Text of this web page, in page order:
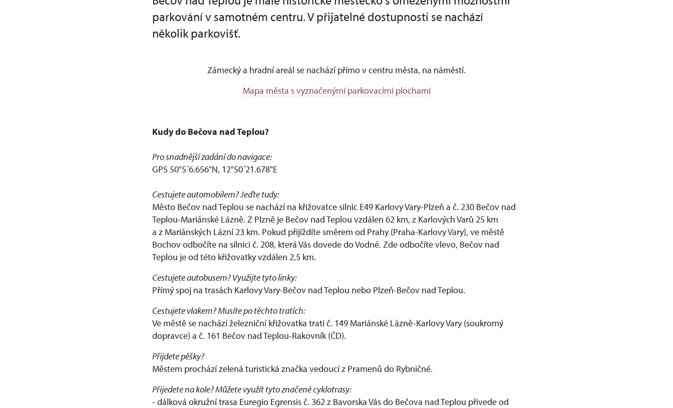
parkování v samotném centru. V přijatelné dostupnosti se nachází
několik parkovišť.
Zámecký a hradní areál se nachází přímo v centru města, na náměstí.
Mapa města s vyznačenými parkovacími plochami
Kudy do Bečova nad Teplou?
Pro snadnější zadání do navigace:
GPS 50°5´6.656"N, 12°50´21.678"E
Cestujete automobilem? Jeďte tudy:
Město Bečov nad Teplou se nachází na křižovatce silnic E49 Karlovy Vary-Plzeň a č. 230 Bečov nad
Teplou-Mariánské Lázně. Z Plzně je Bečov nad Teplou vzdálen 62 km, z Karlových Varů 25 km
a z Mariánských Lázní 23 km. Pokud přijíždíte směrem od Prahy (Praha-Karlovy Vary), ve městě
Bochov odbočíte na silnici č. 208, která Vás dovede do Vodné. Zde odbočíte vlevo, Bečov nad
Teplou je od této křižovatky vzdálen 2,5 km.
Cestujete autobusem? Využijte tyto linky:
Přímý spoj na trasách Karlovy Vary-Bečov nad Teplou nebo Plzeň-Bečov nad Teplou.
Cestujete vlakem? Musíte po těchto tratích:
Ve městě se nachází železniční křižovatka trati č. 149 Mariánské Lázně-Karlovy Vary (soukromý
dopravce) a č. 161 Bečov nad Teplou-Rakovník (ČD).
Přijdete pěšky?
Městem prochází zelená turistická značka vedoucí z Pramenů do Rybničné.
Přijedete na kole? Můžete využít tyto značené cyklotrasy:
- dálková okružní trasa Euregio Egrensis č. 362 z Bavorska Vás do Bečova nad Teplou přivede od